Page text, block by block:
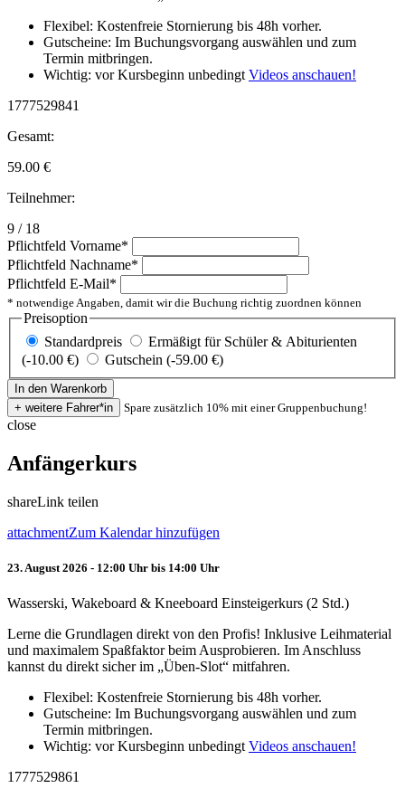
Flexibel: Kostenfreie Stornierung bis 48h vorher.
Gutscheine: Im Buchungsvorgang auswählen und zum
Termin mitbringen.
Wichtig: vor Kursbeginn unbedingt Videos anschauen!
1777529841
Gesamt:
59.00 €
Teilnehmer:
9 / 18
Pflichtfeld Vorname*
Pflichtfeld Nachname*
Pflichtfeld E-Mail*
* notwendige Angaben, damit wir die Buchung richtig zuordnen können
Preisoption
Standardpreis
Ermäßigt für Schüler & Abiturienten
(-10.00 €)
Gutschein (-59.00 €)
Spare zusätzlich 10% mit einer Gruppenbuchung!
close
Anfängerkurs
shareLink teilen
attachmentZum Kalendar hinzufügen
23. August 2026 - 12:00 Uhr bis 14:00 Uhr
Wasserski, Wakeboard & Kneeboard Einsteigerkurs (2 Std.)
Lerne die Grundlagen direkt von den Profis! Inklusive Leihmaterial
und maximalem Spaßfaktor beim Ausprobieren. Im Anschluss
kannst du direkt sicher im „Üben-Slot“ mitfahren.
Flexibel: Kostenfreie Stornierung bis 48h vorher.
Gutscheine: Im Buchungsvorgang auswählen und zum
Termin mitbringen.
Wichtig: vor Kursbeginn unbedingt Videos anschauen!
1777529861